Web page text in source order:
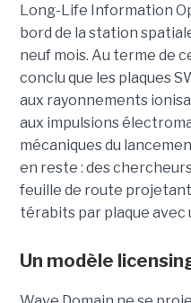
Long-Life Information
bord de la station
neuf mois. Au terme de
conclu que les plaques
aux rayonnements
aux impulsions
mécaniques du
en reste : des
feuille de route
térabits par plaque avec
Un modèle